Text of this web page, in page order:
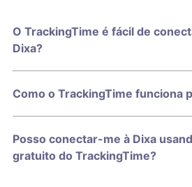
O TrackingTime é fácil de
Dixa?
Como o TrackingTime funciona
Posso conectar-me à Dixa
gratuito do TrackingTime?